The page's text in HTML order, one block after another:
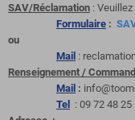
SAV/Réclamation :
Formulaire :
ou
Mail :
Renseignement /
Mail :
Tel : 09 72 48 25